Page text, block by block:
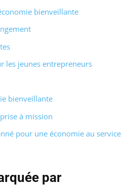
bienveillante
les jeunes entrepreneurs
bienveillante
à mission
pour une économie au service
par